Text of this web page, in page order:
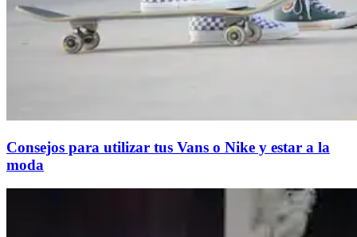
Consejos para utilizar tus Vans o Nike y estar a la
moda